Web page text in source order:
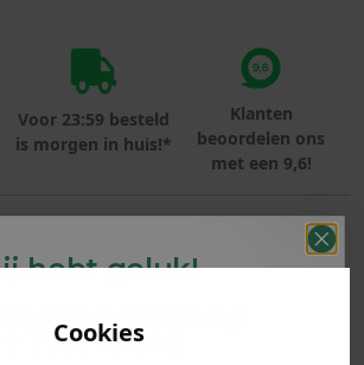
Cookies
Voor 23:59 besteld
is morgen in huis!*
Klanten
beoordelen ons
met een 9,6!
hebt geluk!
(Tot-30%